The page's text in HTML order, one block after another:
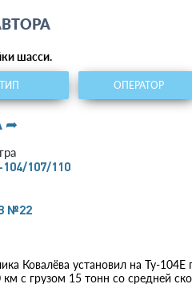
шасси.
ТИП ОПЕРАТОР
➦
107/110
№22
Ковалёва установил на Ту-
км с грузом 15 тонн со средней